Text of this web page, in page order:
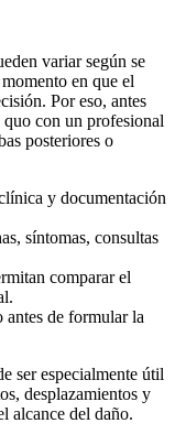
variar según se
en que el
Por eso, antes
quo con un profesional
posteriores o
y documentación
síntomas, consultas
comparar el
de formular la
ser especialmente útil
desplazamientos y
alcance del daño.